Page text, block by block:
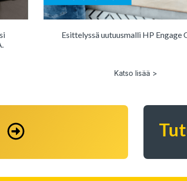
Esittelyssä uutuusmalli HP Engage
Katso lisää >